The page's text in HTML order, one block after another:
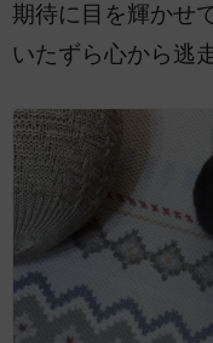
期待に目を輝かせ
いたずら心から逃